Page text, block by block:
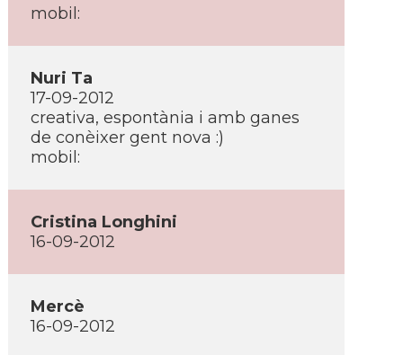
mobil:
Nuri Ta
17-09-2012
creativa, espontània i amb ganes
de conèixer gent nova :)
mobil:
Cristina Longhini
16-09-2012
Mercè
16-09-2012